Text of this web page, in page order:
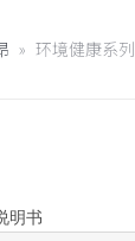
» 环境健康系列
明书